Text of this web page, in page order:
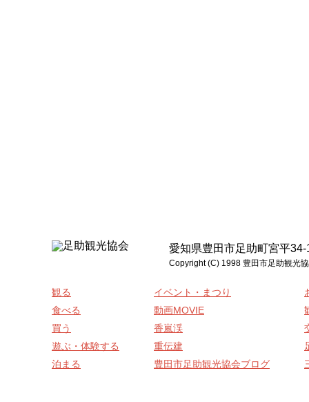
愛知県豊田市足助町宮平
Copyright (C) 1998 豊田市足助観光
観る
食べる
買う
遊ぶ・体験する
泊まる
イベント・まつり
動画MOVIE
香嵐渓
重伝建
豊田市足助観光協会ブログ